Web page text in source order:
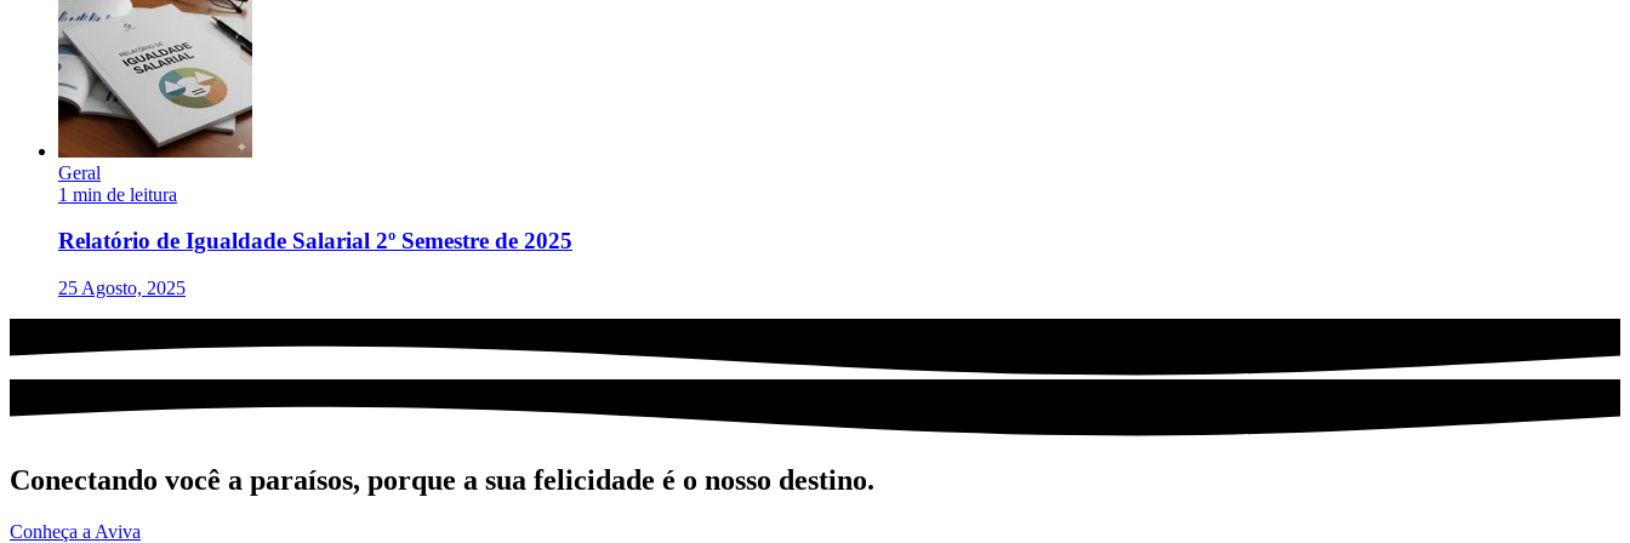
Geral
1 min de leitura
Relatório de Igualdade Salarial 2º Semestre de 2025
25 Agosto, 2025
Conectando você a paraísos, porque a sua felicidade é o nosso destino.
Conheça a Aviva